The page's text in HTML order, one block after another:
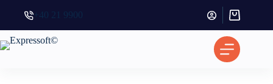
+40 21 9900
Coș
de